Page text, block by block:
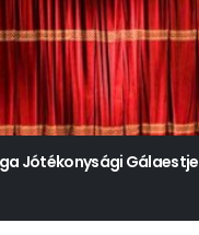
Jótékonysági Gálaestje